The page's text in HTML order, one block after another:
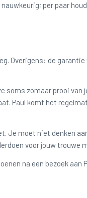
per paar
Overigens: de
soms zomaar prooi van
Paul komt het
Je moet niet denken
voor jouw trouwe
na een bezoek aan